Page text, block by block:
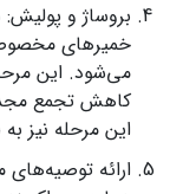
بروساژ و پولیش:
خمیرهای
می‌شود. این
کاهش تجمع
این مرحله نیز به 5 تا 10 دقیقه زمان نیاز دارد.
ارائه